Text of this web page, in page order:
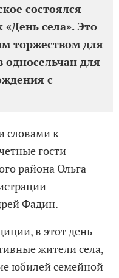
состоялся
села». Это
торжеством для
односельчан для
с
словами к
гости
района Ольга
Фадин.
в этот день
жители села,
юбилей семейной